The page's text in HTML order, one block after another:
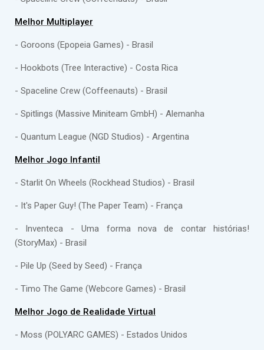
Melhor Multiplayer
- Goroons (Epopeia Games) - Brasil
- Hookbots (Tree Interactive) - Costa Rica
- Spaceline Crew (Coffeenauts) - Brasil
- Spitlings (Massive Miniteam GmbH) - Alemanha
- Quantum League (NGD Studios) - Argentina
Melhor Jogo Infantil
- Starlit On Wheels (Rockhead Studios) - Brasil
- It's Paper Guy! (The Paper Team) - França
- Inventeca - Uma forma nova de contar histórias!
(StoryMax) - Brasil
- Pile Up (Seed by Seed) - França
- Timo The Game (Webcore Games) - Brasil
Melhor Jogo de Realidade Virtual
- Moss (POLYARC GAMES) - Estados Unidos